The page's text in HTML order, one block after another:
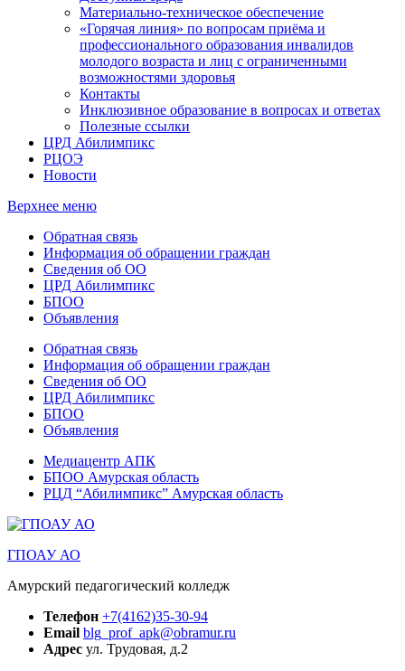
Материально-техническое обеспечение
«Горячая линия» по вопросам приёма и
профессионального образования инвалидов
молодого возраста и лиц с ограниченными
возможностями здоровья
Контакты
Инклюзивное образование в вопросах и ответах
Полезные ссылки
ЦРД Абилимпикс
РЦОЭ
Новости
Верхнее меню
Обратная связь
Информация об обращении граждан
Сведения об ОО
ЦРД Абилимпикс
БПОО
Объявления
Обратная связь
Информация об обращении граждан
Сведения об ОО
ЦРД Абилимпикс
БПОО
Объявления
Медиацентр АПК
БПОО Амурская область
РЦД “Абилимпикс” Амурская область
ГПОАУ АО
Амурский педагогический колледж
Телефон +7(4162)35-30-94
Email blg_prof_apk@obramur.ru
Адрес ул. Трудовая, д.2